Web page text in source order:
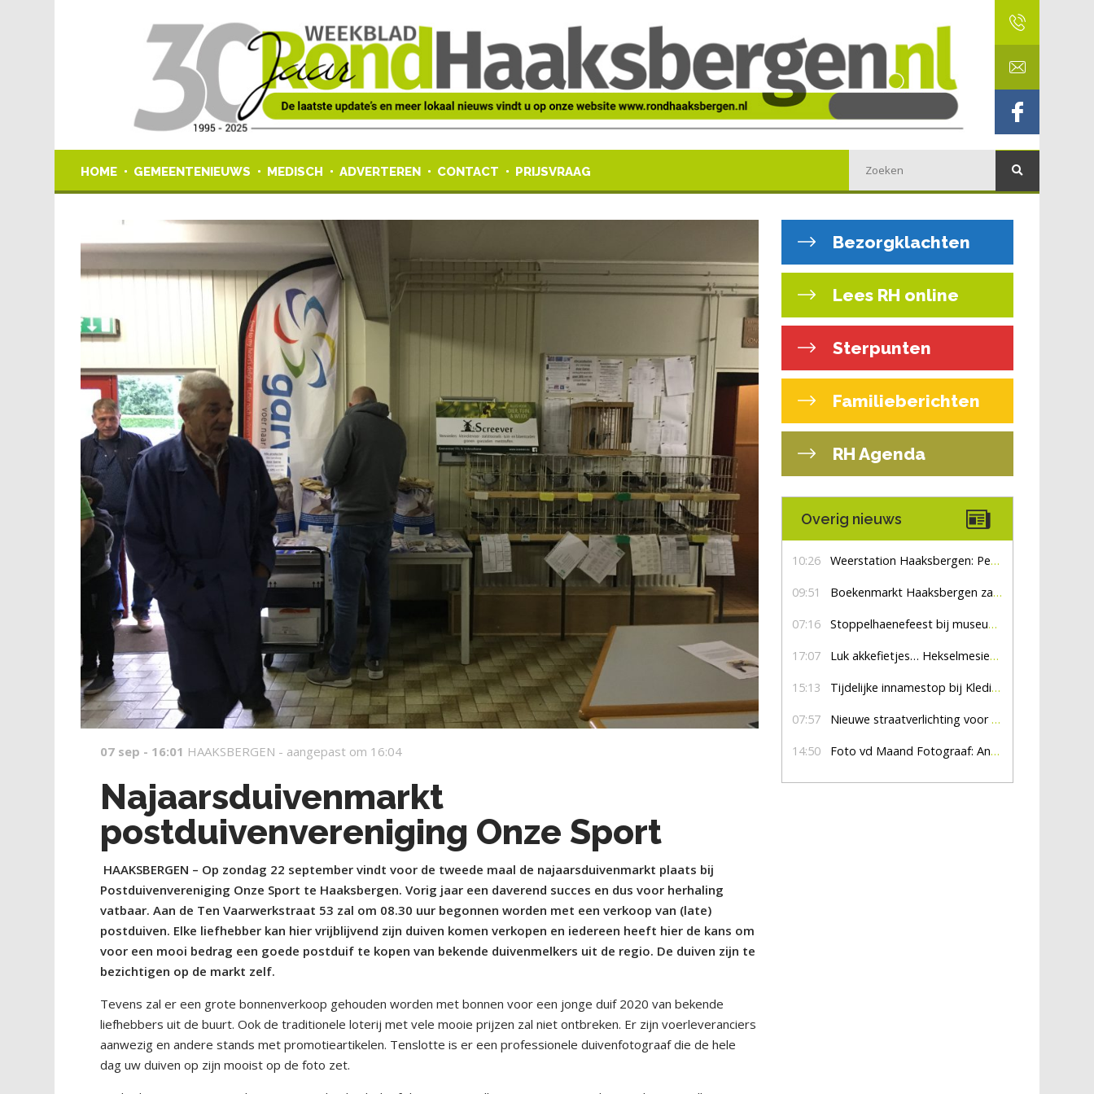
HOME GEMEENTENIEUWS MEDISCH ADVERTEREN CONTACT PRIJSVRAAG
07 sep - 16:01 HAAKSBERGEN - aangepast om 16:04
Najaarsduivenmarkt
postduivenvereniging Onze Sport
HAAKSBERGEN – Op zondag 22 september vindt voor de tweede maal de najaarsduivenmarkt plaats bij
Postduivenvereniging Onze Sport te Haaksbergen. Vorig jaar een daverend succes en dus voor herhaling
vatbaar. Aan de Ten Vaarwerkstraat 53 zal om 08.30 uur begonnen worden met een verkoop van (late)
postduiven. Elke liefhebber kan hier vrijblijvend zijn duiven komen verkopen en iedereen heeft hier de kans om
voor een mooi bedrag een goede postduif te kopen van bekende duivenmelkers uit de regio. De duiven zijn te
bezichtigen op de markt zelf.
Tevens zal er een grote bonnenverkoop gehouden worden met bonnen voor een jonge duif 2020 van bekende
liefhebbers uit de buurt. Ook de traditionele loterij met vele mooie prijzen zal niet ontbreken. Er zijn voerleveranciers
aanwezig en andere stands met promotieartikelen. Tenslotte is er een professionele duivenfotograaf die de hele
dag uw duiven op zijn mooist op de foto zet.
Bezorgklachten
Lees RH online
Sterpunten
Familieberichten
RH Agenda
Overig nieuws
10:26 Weerstation Haaksbergen: Perioden met zon en droog
09:51 Boekenmarkt Haaksbergen zaterdag 8 augustus, marktplein Haaksbergen
07:16 Stoppelhaenefeest bij museum De Lebbenbrugge
17:07 Luk akkefietjes… HekselmesienHarry
15:13 Tijdelijke innamestop bij Kledingbank Stefania
07:57 Nieuwe straatverlichting voor De Veldmaat en De Pas
14:50 Foto vd Maand Fotograaf: Anna Jalving